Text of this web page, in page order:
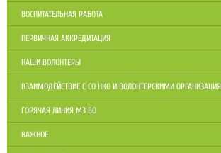
ВОСПИТАТЕЛЬНАЯ РАБОТА
ПЕРВИЧНАЯ АККРЕДИТАЦИЯ
НАШИ ВОЛОНТЕРЫ
ВЗАИМОДЕЙСТВИЕ С СО НКО И ВОЛОНТЕРСКИМИ
ГОРЯЧАЯ ЛИНИЯ МЗ ВО
ВАЖНОЕ